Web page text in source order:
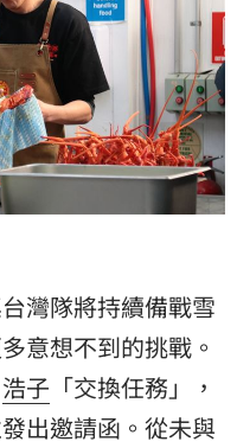
灣隊將持續備戰雪
意想不到的挑戰。
浩子 「交換任務」，
出邀請函。從未與